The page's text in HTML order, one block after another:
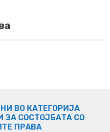
ВО КАТЕГОРИЈА
ЗА СОСТОЈБАТА СО
ПРАВА